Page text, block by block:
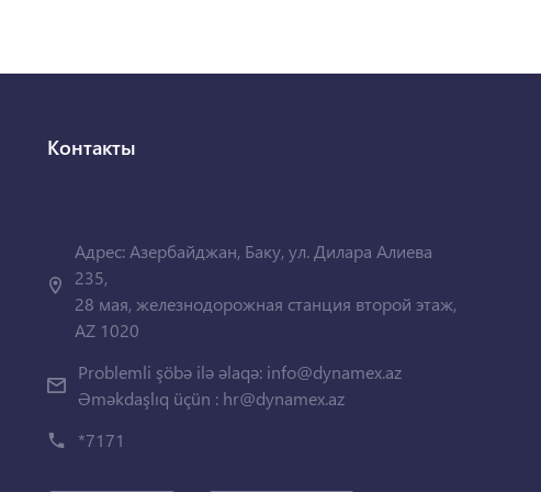
Контакты
Адрес: Азербайджан, Баку, ул. Дилара Алиева
235,
28 мая, железнодорожная станция второй этаж,
AZ 1020
Problemli şöbə ilə əlaqə: info@dynamex.az
Əməkdaşlıq üçün : hr@dynamex.az
*7171